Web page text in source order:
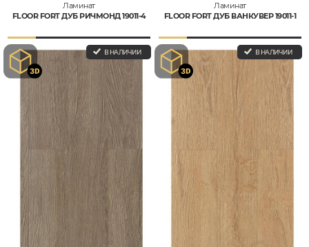
Ламинат
FLOOR FORT ДУБ РИЧМОНД 19011-4
В НАЛИЧИИ
Ламинат
FLOOR FORT ДУБ ВАНКУВЕР 19011-1
В НАЛИЧИИ